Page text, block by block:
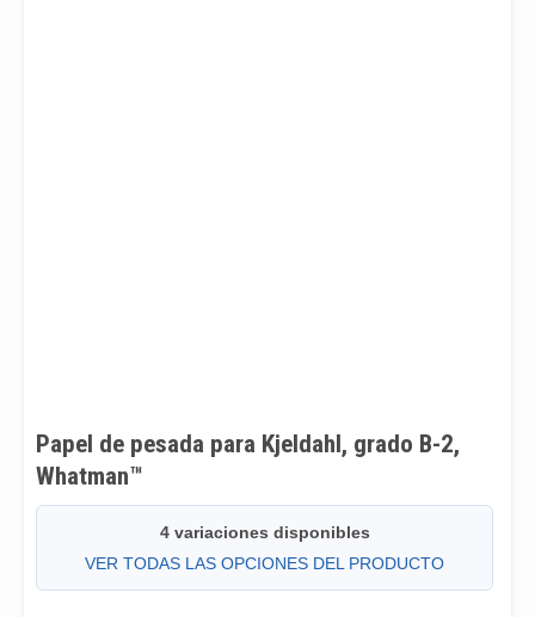
Papel de pesada para Kjeldahl, grado B-2,
Whatman™
4 variaciones disponibles
VER TODAS LAS OPCIONES DEL PRODUCTO